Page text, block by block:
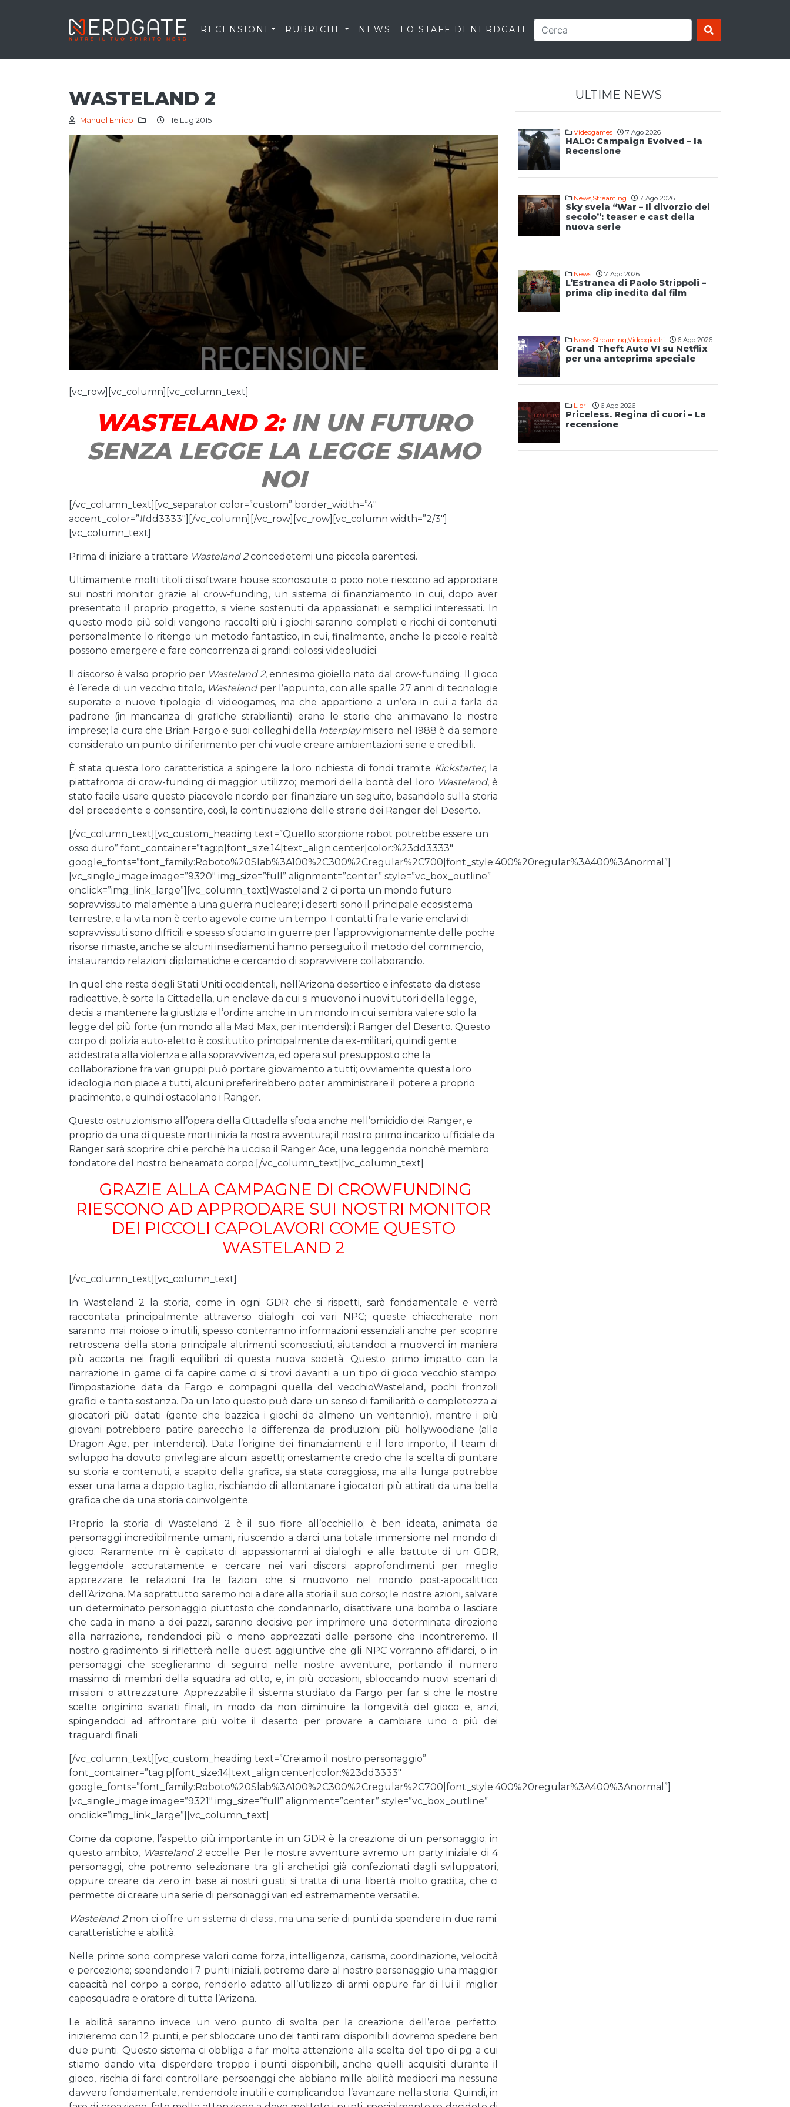
RECENSIONI RUBRICHE NEWS LO STAFF DI NERDGATE
WASTELAND 2
Manuel Enrico 16 Lug 2015
[vc_row][vc_column][vc_column_text]
WASTELAND 2: IN UN FUTURO
SENZA LEGGE LA LEGGE SIAMO
NOI
[/vc_column_text][vc_separator color=”custom” border_width=”4″
accent_color=”#dd3333″][/vc_column][/vc_row][vc_row][vc_column width=”2/3″]
[vc_column_text]
Prima di iniziare a trattare Wasteland 2concedetemi una piccola parentesi.
Ultimamente molti titoli di software house sconosciute o poco note riescono ad approdare
sui nostri monitor grazie al crow-funding, un sistema di finanziamento in cui, dopo aver
presentato il proprio progetto, si viene sostenuti da appassionati e semplici interessati. In
questo modo più soldi vengono raccolti più i giochi saranno completi e ricchi di contenuti;
personalmente lo ritengo un metodo fantastico, in cui, finalmente, anche le piccole realtà
possono emergere e fare concorrenza ai grandi colossi videoludici.
Il discorso è valso proprio per Wasteland 2, ennesimo gioiello nato dal crow-funding. Il gioco
è l’erede di un vecchio titolo, Wastelandper l’appunto, con alle spalle 27 anni di tecnologie
superate e nuove tipologie di videogames, ma che appartiene a un’era in cui a farla da
padrone (in mancanza di grafiche strabilianti) erano le storie che animavano le nostre
imprese; la cura che Brian Fargo e suoi colleghi della Interplaymisero nel 1988 è da sempre
considerato un punto di riferimento per chi vuole creare ambientazioni serie e credibili.
È stata questa loro caratteristica a spingere la loro richiesta di fondi tramite Kickstarter, la
piattafroma di crow-funding di maggior utilizzo; memori della bontà del loro Wasteland, è
stato facile usare questo piacevole ricordo per finanziare un seguito, basandolo sulla storia
del precedente e consentire, così, la continuazione delle strorie dei Ranger del Deserto.
[/vc_column_text][vc_custom_heading text=”Quello scorpione robot potrebbe essere un
osso duro” font_container=”tag:p|font_size:14|text_align:center|color:%23dd3333″
google_fonts=”font_family:Roboto%20Slab%3A100%2C300%2Cregular%2C700|font_style:400%20regular%3A400%3Anormal”]
[vc_single_image image=”9320″ img_size=”full” alignment=”center” style=”vc_box_outline”
onclick=”img_link_large”][vc_column_text]Wasteland 2 ci porta un mondo futuro
sopravvissuto malamente a una guerra nucleare; i deserti sono il principale ecosistema
terrestre, e la vita non è certo agevole come un tempo. I contatti fra le varie enclavi di
sopravvissuti sono difficili e spesso sfociano in guerre per l’approvvigionamente delle poche
risorse rimaste, anche se alcuni insediamenti hanno perseguito il metodo del commercio,
instaurando relazioni diplomatiche e cercando di sopravvivere collaborando.
In quel che resta degli Stati Uniti occidentali, nell’Arizona desertico e infestato da distese
radioattive, è sorta la Cittadella, un enclave da cui si muovono i nuovi tutori della legge,
decisi a mantenere la giustizia e l’ordine anche in un mondo in cui sembra valere solo la
legge del più forte (un mondo alla Mad Max, per intendersi): i Ranger del Deserto. Questo
corpo di polizia auto-eletto è costitutito principalmente da ex-militari, quindi gente
addestrata alla violenza e alla sopravvivenza, ed opera sul presupposto che la
collaborazione fra vari gruppi può portare giovamento a tutti; ovviamente questa loro
ideologia non piace a tutti, alcuni preferirebbero poter amministrare il potere a proprio
piacimento, e quindi ostacolano i Ranger.
Questo ostruzionismo all’opera della Cittadella sfocia anche nell’omicidio dei Ranger, e
proprio da una di queste morti inizia la nostra avventura; il nostro primo incarico ufficiale da
Ranger sarà scoprire chi e perchè ha ucciso il Ranger Ace, una leggenda nonchè membro
fondatore del nostro beneamato corpo.[/vc_column_text][vc_column_text]
GRAZIE ALLA CAMPAGNE DI CROWFUNDING
RIESCONO AD APPRODARE SUI NOSTRI MONITOR
DEI PICCOLI CAPOLAVORI COME QUESTO
WASTELAND 2
[/vc_column_text][vc_column_text]
In Wasteland 2 la storia, come in ogni GDR che si rispetti, sarà fondamentale e verrà
raccontata principalmente attraverso dialoghi coi vari NPC; queste chiaccherate non
saranno mai noiose o inutili, spesso conterranno informazioni essenziali anche per scoprire
retroscena della storia principale altrimenti sconosciuti, aiutandoci a muoverci in maniera
più accorta nei fragili equilibri di questa nuova società. Questo primo impatto con la
narrazione in game ci fa capire come ci si trovi davanti a un tipo di gioco vecchio stampo;
l’impostazione data da Fargo e compagni quella del vecchioWasteland, pochi fronzoli
grafici e tanta sostanza. Da un lato questo può dare un senso di familiarità e completezza ai
giocatori più datati (gente che bazzica i giochi da almeno un ventennio), mentre i più
giovani potrebbero patire parecchio la differenza da produzioni più hollywoodiane (alla
Dragon Age, per intenderci). Data l’origine dei finanziamenti e il loro importo, il team di
sviluppo ha dovuto privilegiare alcuni aspetti; onestamente credo che la scelta di puntare
su storia e contenuti, a scapito della grafica, sia stata coraggiosa, ma alla lunga potrebbe
esser una lama a doppio taglio, rischiando di allontanare i giocatori più attirati da una bella
grafica che da una storia coinvolgente.
Proprio la storia di Wasteland 2 è il suo fiore all’occhiello; è ben ideata, animata da
personaggi incredibilmente umani, riuscendo a darci una totale immersione nel mondo di
gioco. Raramente mi è capitato di appassionarmi ai dialoghi e alle battute di un GDR,
leggendole accuratamente e cercare nei vari discorsi approfondimenti per meglio
apprezzare le relazioni fra le fazioni che si muovono nel mondo post-apocalittico
dell’Arizona. Ma soprattutto saremo noi a dare alla storia il suo corso; le nostre azioni, salvare
un determinato personaggio piuttosto che condannarlo, disattivare una bomba o lasciare
che cada in mano a dei pazzi, saranno decisive per imprimere una determinata direzione
alla narrazione, rendendoci più o meno apprezzati dalle persone che incontreremo. Il
nostro gradimento si rifletterà nelle quest aggiuntive che gli NPC vorranno affidarci, o in
personaggi che sceglieranno di seguirci nelle nostre avventure, portando il numero
massimo di membri della squadra ad otto, e, in più occasioni, sbloccando nuovi scenari di
missioni o attrezzature. Apprezzabile il sistema studiato da Fargo per far si che le nostre
scelte originino svariati finali, in modo da non diminuire la longevità del gioco e, anzi,
spingendoci ad affrontare più volte il deserto per provare a cambiare uno o più dei
traguardi finali
[/vc_column_text][vc_custom_heading text=”Creiamo il nostro personaggio”
font_container=”tag:p|font_size:14|text_align:center|color:%23dd3333″
google_fonts=”font_family:Roboto%20Slab%3A100%2C300%2Cregular%2C700|font_style:400%20regular%3A400%3Anormal”]
[vc_single_image image=”9321″ img_size=”full” alignment=”center” style=”vc_box_outline”
onclick=”img_link_large”][vc_column_text]
Come da copione, l’aspetto più importante in un GDR è la creazione di un personaggio; in
questo ambito, Wasteland 2eccelle. Per le nostre avventure avremo un party iniziale di 4
personaggi, che potremo selezionare tra gli archetipi già confezionati dagli sviluppatori,
oppure creare da zero in base ai nostri gusti; si tratta di una libertà molto gradita, che ci
permette di creare una serie di personaggi vari ed estremamente versatile.
Wasteland 2non ci offre un sistema di classi, ma una serie di punti da spendere in due rami:
caratteristiche e abilità.
Nelle prime sono comprese valori come forza, intelligenza, carisma, coordinazione, velocità
e percezione; spendendo i 7 punti iniziali, potremo dare al nostro personaggio una maggior
capacità nel corpo a corpo, renderlo adatto all’utilizzo di armi oppure far di lui il miglior
caposquadra e oratore di tutta l’Arizona.
Le abilità saranno invece un vero punto di svolta per la creazione dell’eroe perfetto;
inizieremo con 12 punti, e per sbloccare uno dei tanti rami disponibili dovremo spedere ben
due punti. Questo sistema ci obbliga a far molta attenzione alla scelta del tipo di pg a cui
stiamo dando vita; disperdere troppo i punti disponibili, anche quelli acquisiti durante il
gioco, rischia di farci controllare persoanggi che abbiano mille abilità mediocri ma nessuna
davvero fondamentale, rendendole inutili e complicandoci l’avanzare nella storia. Quindi, in
ULTIME NEWS
Videogames 7 Ago 2026
HALO: Campaign Evolved – la
Recensione
News,Streaming 7 Ago 2026
Sky svela “War – Il divorzio del
secolo”: teaser e cast della
nuova serie
News 7 Ago 2026
L’Estranea di Paolo Strippoli –
prima clip inedita dal film
News,Streaming,Videogiochi 6 Ago 2026
Grand Theft Auto VI su Netflix
per una anteprima speciale
Libri 6 Ago 2026
Priceless. Regina di cuori – La
recensione